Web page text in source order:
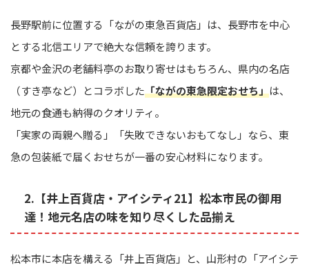
長野駅前に位置する「ながの東急百貨店」は、長野市を中心
とする北信エリアで絶大な信頼を誇ります。
京都や金沢の老舗料亭のお取り寄せはもちろん、県内の名店
（すき亭など）とコラボした「ながの東急限定おせち」は、
地元の食通も納得のクオリティ。
「実家の両親へ贈る」「失敗できないおもてなし」なら、東
急の包装紙で届くおせちが一番の安心材料になります。
2.【井上百貨店・アイシティ21】松本市民の御用
達！地元名店の味を知り尽くした品揃え
松本市に本店を構える「井上百貨店」と、山形村の「アイシテ